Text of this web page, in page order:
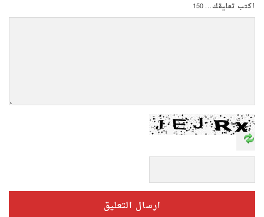
اكتب تعليقك...150